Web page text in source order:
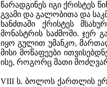
წარადგინეს იგი ქრისტეს
გვამი და გალობითა და
ხანძთაში ქრისტეს
მონასტრის საძმოში. ჯერ
იყო გულით უმანკო,
მისი მოწაფეები
ისე, როგორც მათი
VIII ს. ბოლოს ქართლის